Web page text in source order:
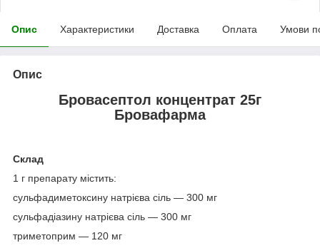
Опис Характеристики Доставка Оплата Умови
Опис
Бровасептол концентрат 25г
Бровафарма
Склад
1 г препарату містить:
сульфадиметоксину натрієва сіль — 300 мг
сульфадіазину натрієва сіль — 300 мг
триметоприм — 120 мг